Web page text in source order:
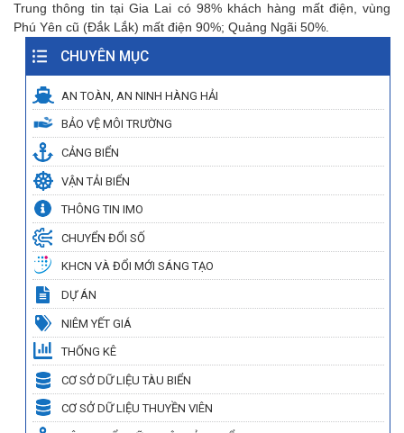
Trung thông tin tại Gia Lai có 98% khách hàng mất điện, vùng
Phú Yên cũ (Đắk Lắk) mất điện 90%; Quảng Ngãi 50%.
CHUYÊN MỤC
AN TOÀN, AN NINH HÀNG HẢI
BẢO VỆ MÔI TRƯỜNG
CẢNG BIỂN
VẬN TẢI BIỂN
THÔNG TIN IMO
CHUYỂN ĐỔI SỐ
KHCN VÀ ĐỔI MỚI SÁNG TẠO
DỰ ÁN
NIÊM YẾT GIÁ
THỐNG KÊ
CƠ SỞ DỮ LIỆU TÀU BIỂN
CƠ SỞ DỮ LIỆU THUYỀN VIÊN